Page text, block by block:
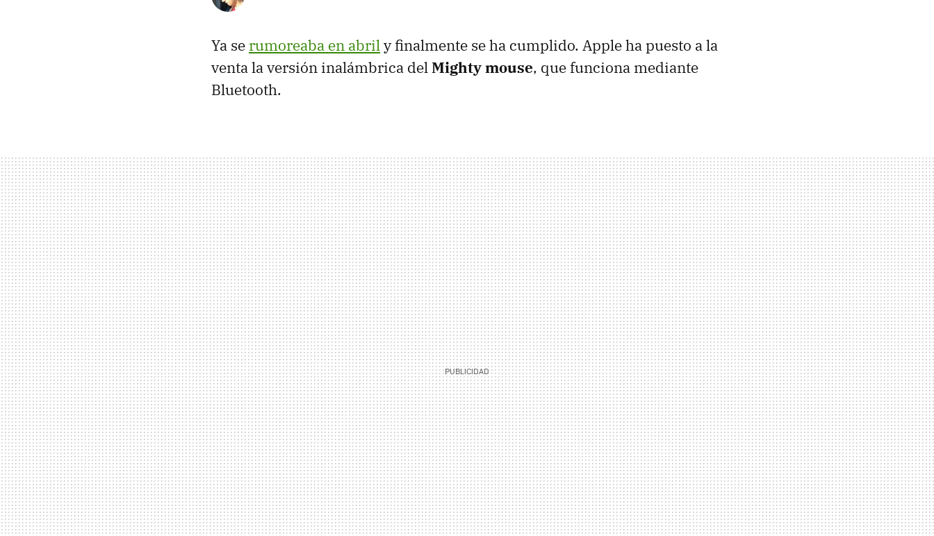
Ya se rumoreaba en abrily finalmente se ha cumplido. Apple ha puesto a la
venta la versión inalámbrica delMighty mouse, que funciona mediante
Bluetooth.